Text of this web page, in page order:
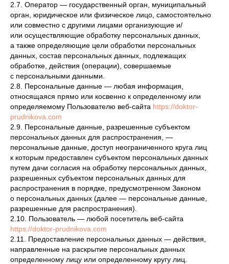
2.7. Оператор — государственный орган, муниципальный
орган, юридическое или физическое лицо, самостоятельно
или совместно с другими лицами организующие и/
или осуществляющие обработку персональных данных,
а также определяющие цели обработки персональных
данных, состав персональных данных, подлежащих
обработке, действия (операции), совершаемые
с персональными данными.
2.8. Персональные данные — любая информация,
относящаяся прямо или косвенно к определенному или
определяемому Пользователю веб-сайта https://doktor-
prudnikova.com
2.9. Персональные данные, разрешенные субъектом
персональных данных для распространения, —
персональные данные, доступ неограниченного круга лиц
к которым предоставлен субъектом персональных данных
путем дачи согласия на обработку персональных данных,
разрешенных субъектом персональных данных для
распространения в порядке, предусмотренном Законом
о персональных данных (далее — персональные данные,
разрешенные для распространения).
2.10. Пользователь — любой посетитель веб-сайта
https://doktor-prudnikova.com
2.11. Предоставление персональных данных — действия,
направленные на раскрытие персональных данных
определенному лицу или определенному кругу лиц.